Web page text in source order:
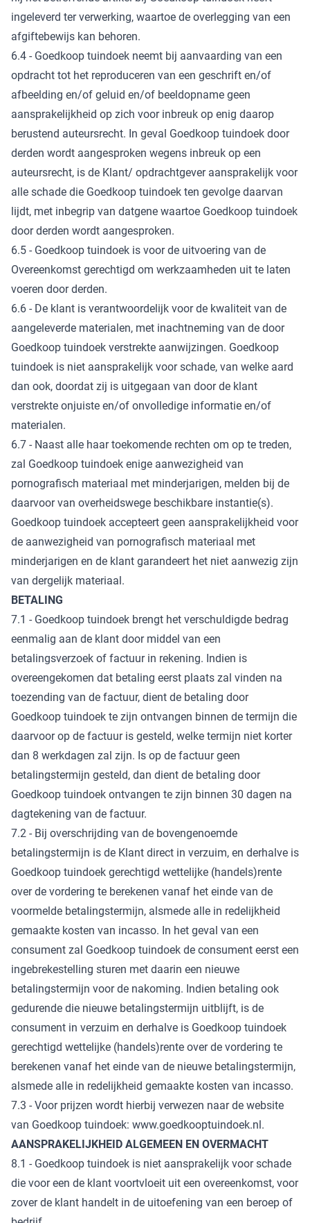
ingeleverd ter verwerking, waartoe de overlegging van een
afgiftebewijs kan behoren.
6.4 - Goedkoop tuindoek neemt bij aanvaarding van een
opdracht tot het reproduceren van een geschrift en/of
afbeelding en/of geluid en/of beeldopname geen
aansprakelijkheid op zich voor inbreuk op enig daarop
berustend auteursrecht. In geval Goedkoop tuindoek door
derden wordt aangesproken wegens inbreuk op een
auteursrecht, is de Klant/ opdrachtgever aansprakelijk voor
alle schade die Goedkoop tuindoek ten gevolge daarvan
lijdt, met inbegrip van datgene waartoe Goedkoop tuindoek
door derden wordt aangesproken.
6.5 - Goedkoop tuindoek is voor de uitvoering van de
Overeenkomst gerechtigd om werkzaamheden uit te laten
voeren door derden.
6.6 - De klant is verantwoordelijk voor de kwaliteit van de
aangeleverde materialen, met inachtneming van de door
Goedkoop tuindoek verstrekte aanwijzingen. Goedkoop
tuindoek is niet aansprakelijk voor schade, van welke aard
dan ook, doordat zij is uitgegaan van door de klant
verstrekte onjuiste en/of onvolledige informatie en/of
materialen.
6.7 - Naast alle haar toekomende rechten om op te treden,
zal Goedkoop tuindoek enige aanwezigheid van
pornografisch materiaal met minderjarigen, melden bij de
daarvoor van overheidswege beschikbare instantie(s).
Goedkoop tuindoek accepteert geen aansprakelijkheid voor
de aanwezigheid van pornografisch materiaal met
minderjarigen en de klant garandeert het niet aanwezig zijn
van dergelijk materiaal.
BETALING
7.1 - Goedkoop tuindoek brengt het verschuldigde bedrag
eenmalig aan de klant door middel van een
betalingsverzoek of factuur in rekening. Indien is
overeengekomen dat betaling eerst plaats zal vinden na
toezending van de factuur, dient de betaling door
Goedkoop tuindoek te zijn ontvangen binnen de termijn die
daarvoor op de factuur is gesteld, welke termijn niet korter
dan 8 werkdagen zal zijn. Is op de factuur geen
betalingstermijn gesteld, dan dient de betaling door
Goedkoop tuindoek ontvangen te zijn binnen 30 dagen na
dagtekening van de factuur.
7.2 - Bij overschrijding van de bovengenoemde
betalingstermijn is de Klant direct in verzuim, en derhalve is
Goedkoop tuindoek gerechtigd wettelijke (handels)rente
over de vordering te berekenen vanaf het einde van de
voormelde betalingstermijn, alsmede alle in redelijkheid
gemaakte kosten van incasso. In het geval van een
consument zal Goedkoop tuindoek de consument eerst een
ingebrekestelling sturen met daarin een nieuwe
betalingstermijn voor de nakoming. Indien betaling ook
gedurende die nieuwe betalingstermijn uitblijft, is de
consument in verzuim en derhalve is Goedkoop tuindoek
gerechtigd wettelijke (handels)rente over de vordering te
berekenen vanaf het einde van de nieuwe betalingstermijn,
alsmede alle in redelijkheid gemaakte kosten van incasso.
7.3 - Voor prijzen wordt hierbij verwezen naar de website
van Goedkoop tuindoek: www.goedkooptuindoek.nl.
AANSPRAKELIJKHEID ALGEMEEN EN OVERMACHT
8.1 - Goedkoop tuindoek is niet aansprakelijk voor schade
die voor een de klant voortvloeit uit een overeenkomst, voor
zover de klant handelt in de uitoefening van een beroep of